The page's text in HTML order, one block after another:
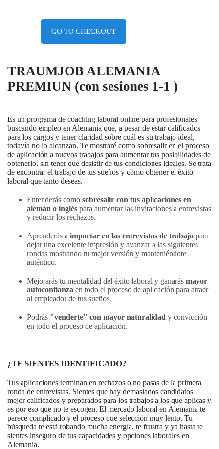
GO TO CHECKOUT
TRAUMJOB ALEMANIA
PREMIUN (con sesiones 1-1 )
Es un programa de coaching laboral online para profesionales
buscando empleo en Alemania que, a pesar de estar calificados
para los cargos y tener claridad sobre cuál es su trabajo ideal,
todavía no lo alcanzan. Te mostraré como sobresalir en el proceso
de aplicación a nuevos trabajos para aumentar tus posibilidades de
obtenerlo, sin tener que desistir de tus condiciones ideales. Se trata
de encontrar el trabajo de tus sueños y cómo obtener el éxito
laboral que tanto deseas.
Entenderás como sobresalir con tus aplicaciones en
alemán o inglés para aumentar las invitaciones a entrevistas
y reducir los rechazos.
Aprenderás a impactar en las entrevistas de trabajo para
dejar una excelente impresión y avanzar a las siguientes
rondas mostrando tu mejor versión y manteniéndote
auténtico.
Mejorarás tu mentalidad del éxito laboral y ganarás mayor
autoconfianza en todo el proceso de aplicación para atraer
al empleador de tus sueños.
Podrás "venderte" con mayor naturalidad y convicción
en todo el proceso de aplicación.
¿TE SIENTES IDENTIFICADO?
Tus aplicaciones terminan en rechazos o no pasas de la primera
ronda de entrevistas. Sientes que hay demasiados candidatos
mejor calificados y preparados para los trabajos a los que aplicas y
es por eso que no te escogen. El mercado laboral en Alemania te
parece complicado y el proceso que selección muy lento. Tu
búsqueda te está robando mucha energía, te frustra y ya hasta te
sientes inseguro de tus capacidades y opciones laborales en
Alemania.